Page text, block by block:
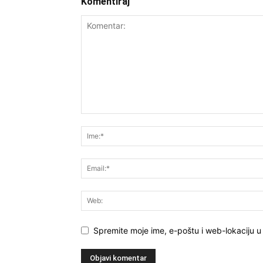
Spremite moje ime, e-poštu i web-lokaciju